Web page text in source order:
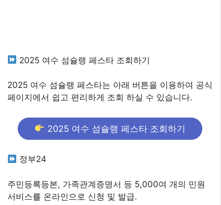
2025 여수 섬슐랭 페스타 조회하기
2025 여수 섬슐랭 페스타는 아래 버튼을 이용하여 공식
페이지에서 쉽고 편리하게 조회 하실 수 있습니다.
2025 여수 섬슐랭 페스타 조회하기
정부24
주민등록등본, 가족관계증명서 등 5,000여 개의 민원
서비스를 온라인으로 신청 및 발급.